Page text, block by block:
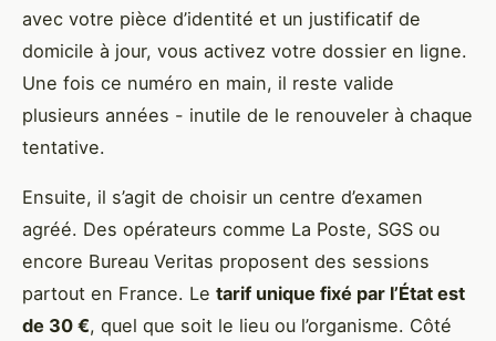
avec votre pièce d’identité et un justificatif de
domicile à jour, vous activez votre dossier en ligne.
Une fois ce numéro en main, il reste valide
plusieurs années - inutile de le renouveler à chaque
tentative.
Ensuite, il s’agit de choisir un centre d’examen
agréé. Des opérateurs comme La Poste, SGS ou
encore Bureau Veritas proposent des sessions
partout en France. Le tarif unique fixé par l’État est
de 30 €, quel que soit le lieu ou l’organisme. Côté